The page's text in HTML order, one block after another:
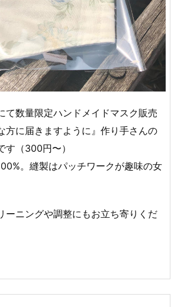
て︎数量限定︎ハンドメイドマスク販売
方に届きますように』作り手さんの
す（300円〜）
。縫製はパッチワークが趣味の女
ーニングや調整にもお立ち寄りくだ